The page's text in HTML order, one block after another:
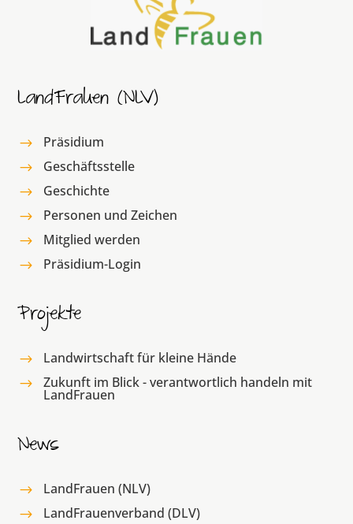
LandFrauen (NLV)
$ Präsidium
$ Geschäftsstelle
$ Geschichte
$ Personen und Zeichen
$ Mitglied werden
$ Präsidium-Login
Projekte
$ Landwirtschaft für kleine Hände
$ Zukunft im Blick - verantwortlich handeln mit
LandFrauen
News
$ LandFrauen (NLV)
$ LandFrauenverband (DLV)